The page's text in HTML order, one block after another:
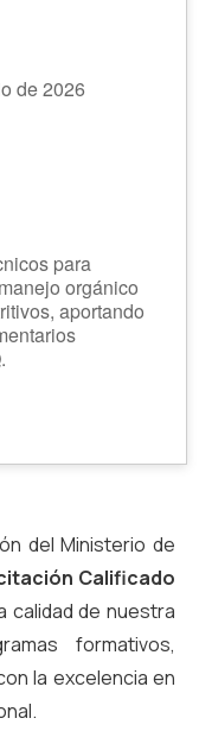
de 2026
para
orgánico
aportando
del Ministerio de
Calificado
calidad de nuestra
formativos,
la excelencia en